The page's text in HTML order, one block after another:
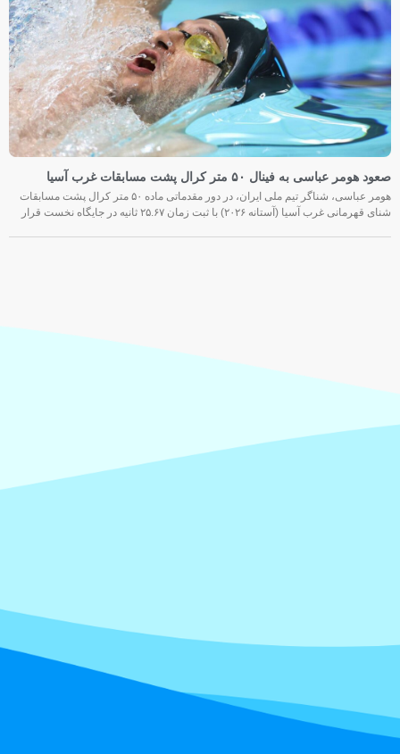
صعود هومر عباسی به فینال ۵۰ متر کرال پشت مسابقات غرب آسیا
هومر عباسی، شناگر تیم ملی ایران، در دور مقدماتی ماده ۵۰ متر کرال پشت مسابقات
شنای قهرمانی غرب آسیا (آستانه ۲۰۲۶) با ثبت زمان ۲۵.۶۷ ثانیه در جایگاه نخست قرار